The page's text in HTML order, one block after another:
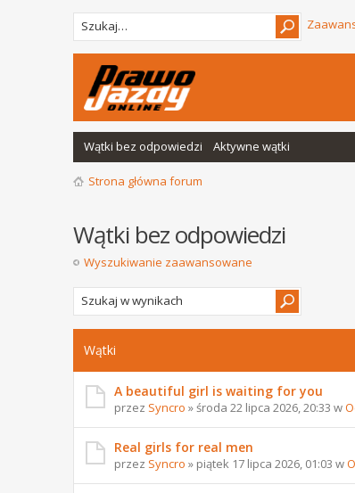
Wątki bez odpowiedzi Aktywne wątki
Strona główna forum
Wątki bez odpowiedzi
Wyszukiwanie zaawansowane
Wątki
A beautiful girl is waiting for you
przez Syncro » środa 22 lipca 2026, 20:33 w
Real girls for real men
przez Syncro » piątek 17 lipca 2026, 01:03 w